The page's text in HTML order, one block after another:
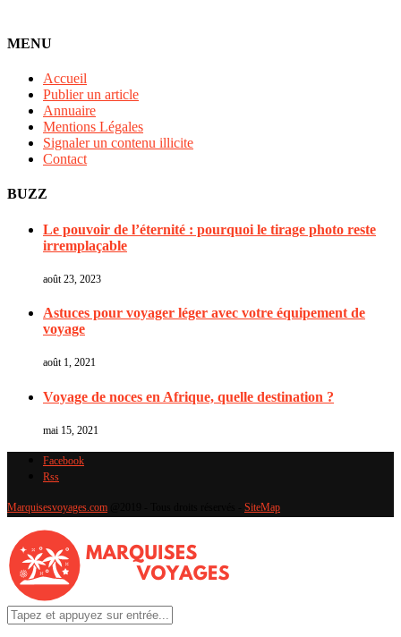
MENU
Accueil
Publier un article
Annuaire
Mentions Légales
Signaler un contenu illicite
Contact
BUZZ
Le pouvoir de l’éternité : pourquoi le tirage photo reste
irremplaçable
août 23, 2023
Astuces pour voyager léger avec votre équipement de
voyage
août 1, 2021
Voyage de noces en Afrique, quelle destination ?
mai 15, 2021
Facebook
Rss
Marquisesvoyages.com SiteMap